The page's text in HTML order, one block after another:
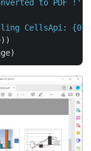
to PDF !'
CellsApi: {0}"